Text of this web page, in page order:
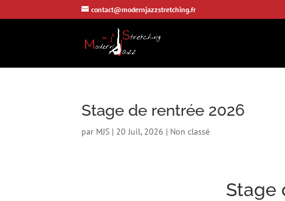
contact@modernjazzstretching.fr
Stage de rentrée 2026
par MJS | 20 Juil, 2026 | Non classé
Stage